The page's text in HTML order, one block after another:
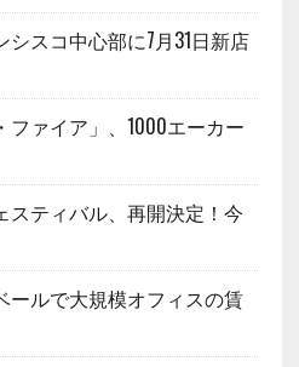
スコ中心部に7月31日新店
ァイア」、1000エーカー
スティバル、再開決定！今
ールで大規模オフィスの賃